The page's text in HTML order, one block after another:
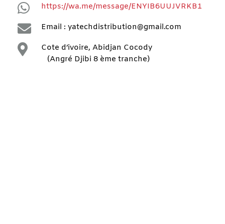
 https://wa.me/message/ENYIB6UUJVRKB1
 Email : yatechdistribution@gmail.com

Cote d’ivoire, Abidjan Cocody
(Angré Djibi 8 ème tranche)